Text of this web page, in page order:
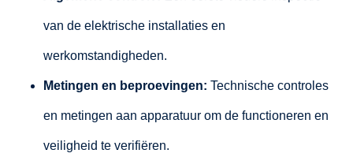
van de elektrische installaties en
werkomstandigheden.
Metingen en beproevingen: Technische controles
en metingen aan apparatuur om de functioneren en
veiligheid te verifiëren.